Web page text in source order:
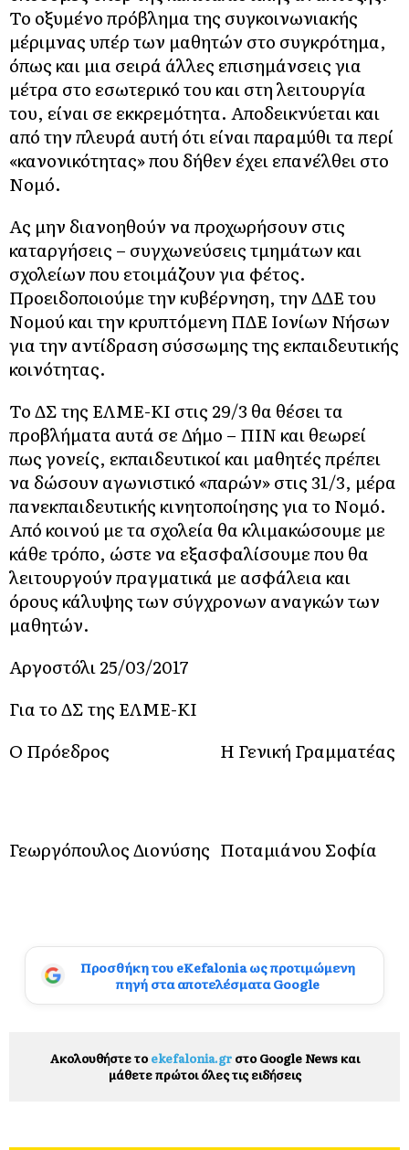
Το οξυμένο πρόβλημα της συγκοινωνιακής
μέριμνας υπέρ των μαθητών στο συγκρότημα,
όπως και μια σειρά άλλες επισημάνσεις για
μέτρα στο εσωτερικό του και στη λειτουργία
του, είναι σε εκκρεμότητα. Αποδεικνύεται και
από την πλευρά αυτή ότι είναι παραμύθι τα περί
«κανονικότητας» που δήθεν έχει επανέλθει στο
Νομό.
Ας μην διανοηθούν να προχωρήσουν στις
καταργήσεις – συγχωνεύσεις τμημάτων και
σχολείων που ετοιμάζουν για φέτος.
Προειδοποιούμε την κυβέρνηση, την ΔΔΕ του
Νομού και την κρυπτόμενη ΠΔΕ Ιονίων Νήσων
για την αντίδραση σύσσωμης της εκπαιδευτικής
κοινότητας.
Το ΔΣ της ΕΛΜΕ-ΚΙ στις 29/3 θα θέσει τα
προβλήματα αυτά σε Δήμο – ΠΙΝ και θεωρεί
πως γονείς, εκπαιδευτικοί και μαθητές πρέπει
να δώσουν αγωνιστικό «παρών» στις 31/3, μέρα
πανεκπαιδευτικής κινητοποίησης για το Νομό.
Από κοινού με τα σχολεία θα κλιμακώσουμε με
κάθε τρόπο, ώστε να εξασφαλίσουμε που θα
λειτουργούν πραγματικά με ασφάλεια και
όρους κάλυψης των σύγχρονων αναγκών των
μαθητών.
Αργοστόλι 25/03/2017
Για το ΔΣ της ΕΛΜΕ-ΚΙ
Ο Πρόεδρος
Η Γενική Γραμματέας
Γεωργόπουλος Διονύσης Ποταμιάνου Σοφία
Προσθήκη του eKefalonia ως προτιμώμενη
πηγή στα αποτελέσματα Google
Ακολουθήστε το ekefalonia.grστο Google News και
μάθετε πρώτοι όλες τις ειδήσεις